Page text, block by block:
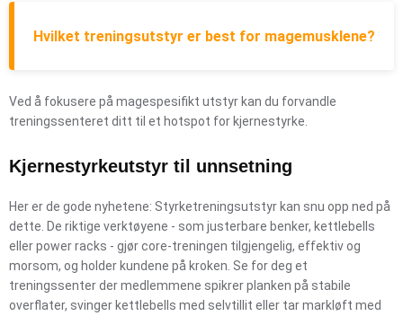
Hvilket treningsutstyr er best for magemusklene?
Ved å fokusere på magespesifikt utstyr kan du forvandle
treningssenteret ditt til et hotspot for kjernestyrke.
Kjernestyrkeutstyr til unnsetning
Her er de gode nyhetene: Styrketreningsutstyr kan snu opp ned på
dette. De riktige verktøyene - som justerbare benker, kettlebells
eller power racks - gjør core-treningen tilgjengelig, effektiv og
morsom, og holder kundene på kroken. Se for deg et
treningssenter der medlemmene spikrer planken på stabile
overflater, svinger kettlebells med selvtillit eller tar markløft med